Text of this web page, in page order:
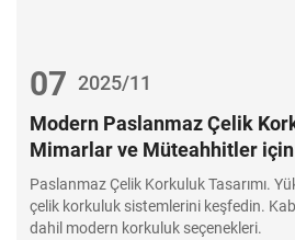
Modern Paslanmaz Çelik
Mimarlar ve Müteahhitler
Kılavuz
Paslanmaz Çelik Korkuluk Tasarımı.
çelik korkuluk sistemlerini keşfedin.
dahil modern korkuluk seçenekleri.
07 2025/11